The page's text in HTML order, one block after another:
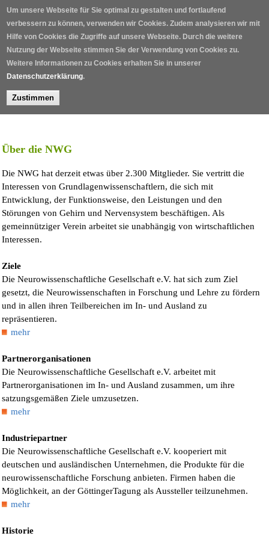
Um unsere Webseite für Sie optimal zu gestalten und fortlaufend
verbessern zu können, verwenden wir Cookies. Zudem analysieren wir mit
Hilfe von Cookies die Zugriffe auf unsere Webseite. Durch die weitere
Nutzung der Webseite stimmen Sie der Verwendung von Cookies zu.
Weitere Informationen zu Cookies erhalten Sie in unserer
Datenschutzerklärung.
Zustimmen
Direkt zum Inhalt
Home /
Über die NWG
Die NWG hat derzeit etwas über 2.300 Mitglieder. Sie vertritt die
Interessen von Grundlagenwissenschaftlern, die sich mit
Entwicklung, der Funktionsweise, den Leistungen und den
Störungen von Gehirn und Nervensystem beschäftigen. Als
gemeinnütziger Verein arbeitet sie unabhängig von wirtschaftlichen
Interessen.
Ziele
Die Neurowissenschaftliche Gesellschaft e.V. hat sich zum Ziel
gesetzt, die Neurowissenschaften in Forschung und Lehre zu fördern
und in allen ihren Teilbereichen im In- und Ausland zu
repräsentieren.
mehr
Partnerorganisationen
Die Neurowissenschaftliche Gesellschaft e.V. arbeitet mit
Partnerorganisationen im In- und Ausland zusammen, um ihre
satzungsgemäßen Ziele umzusetzen.
mehr
Industriepartner
Die Neurowissenschaftliche Gesellschaft e.V. kooperiert mit
deutschen und ausländischen Unternehmen, die Produkte für die
neurowissenschaftliche Forschung anbieten. Firmen haben die
Möglichkeit, an der GöttingerTagung als Aussteller teilzunehmen.
mehr
Historie